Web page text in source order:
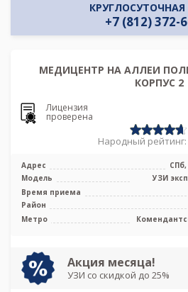
КРУГЛОСУТОЧНАЯ
+7 (812) 372-
МЕДИЦЕНТР НА АЛЛЕИ
КОРПУС 2
Лицензия
проверена
Народный рейтинг:
Адрес
Модель
УЗИ
Время приема
Район
Метро
Акция месяца!
УЗИ со скидкой до 25%